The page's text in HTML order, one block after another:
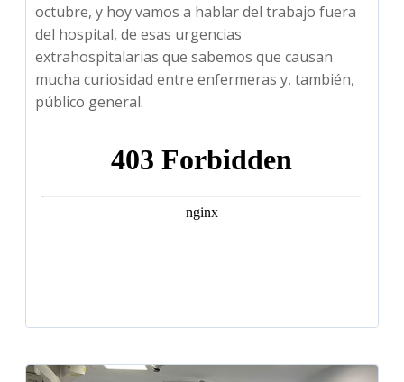
octubre, y hoy vamos a hablar del trabajo fuera
del hospital, de esas urgencias
extrahospitalarias que sabemos que causan
mucha curiosidad entre enfermeras y, también,
público general.